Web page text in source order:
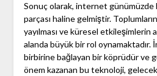
Sonuç olarak, internet günümüzde
parçası haline gelmiştir.
yayılması ve küresel etkileşimlerin
alanda büyük bir rol oynamaktadır.
birbirine bağlayan bir köprüdür ve
önem kazanan bu teknoloji,